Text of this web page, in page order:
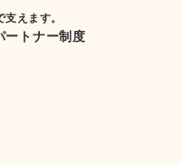
えます。
ートナー制度